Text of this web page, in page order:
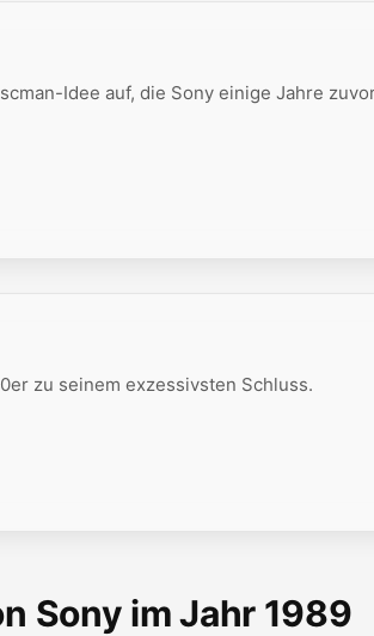
Idee auf, die Sony einige Jahre
zu seinem exzessivsten Schluss.
Sony im Jahr 1989